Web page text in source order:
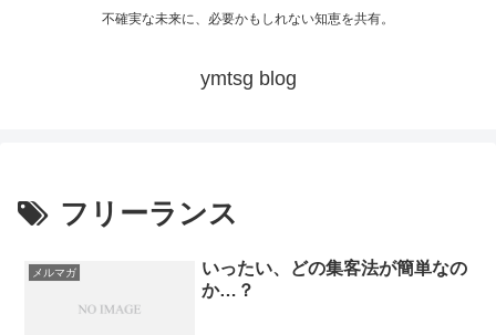
不確実な未来に、必要かもしれない知恵を共有。
ymtsg blog
フリーランス
メルマガ
いったい、どの集客法が簡単なの
か…？